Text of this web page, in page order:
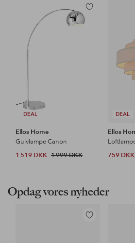
DEAL
Tilføj
til
Ellos Home
Gulvlampe Canon
1 519 DKK 1 999 DKK
DEAL
Ellos
759 DKK
Opdag vores nyheder
Tilføj